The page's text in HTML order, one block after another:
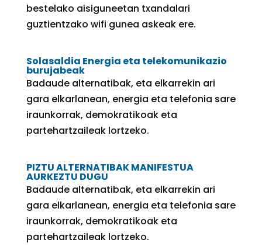
bestelako aisiguneetan txandalari
guztientzako wifi gunea askeak ere.
Solasaldia Energia eta telekomunikazio
burujabeak
Badaude alternatibak, eta elkarrekin ari
gara elkarlanean, energia eta telefonia sare
iraunkorrak, demokratikoak eta
partehartzaileak lortzeko.
PIZTU ALTERNATIBAK MANIFESTUA
AURKEZTU DUGU
Badaude alternatibak, eta elkarrekin ari
gara elkarlanean, energia eta telefonia sare
iraunkorrak, demokratikoak eta
partehartzaileak lortzeko.